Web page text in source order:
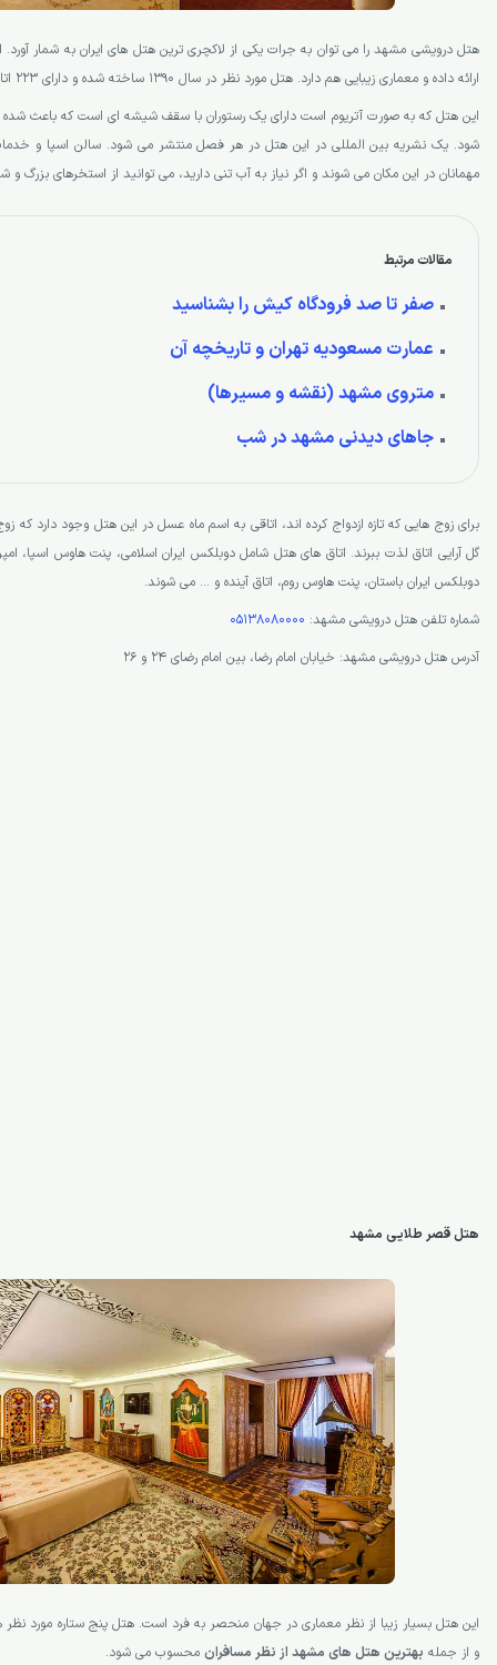
هتل درویشی مشهد را می توان به جرات یکی از لاکچری ترین هتل های ایران به شمار آورد.
ارائه داده و معماری زیبایی هم دارد. هتل مورد نظر در سال 1390 ساخته شده و دارای 223 اتاق در 23 طبقه است.
این هتل که به صورت آتریوم است دارای یک رستوران با سقف شیشه ای است که باعث شده
شود. یک نشریه بین المللی در این هتل در هر فصل منتشر می شود. سالن اسپا و
مهمانان در این مکان می شوند و اگر نیاز به آب تنی دارید، می توانید از استخرهای بزرگ
مقالات مرتبط
صفر تا صد فرودگاه کیش را بشناسید
عمارت مسعودیه تهران و تاریخچه آن
متروی مشهد (نقشه و مسیرها)
جاهای دیدنی مشهد در شب
برای زوج هایی که تازه ازدواج کرده اند، اتاقی به اسم ماه عسل در این هتل وجود دارد که
گل آرایی اتاق لذت ببرند. اتاق های هتل شامل دوبلکس ایران اسلامی، پنت هاوس اسپا،
دوبلکس ایران باستان، پنت هاوس روم، اتاق آینده و … می شوند.
شماره تلفن هتل درویشی مشهد: 05138080000
آدرس هتل درویشی مشهد: خیابان امام رضا، بین امام رضای 24 و 26
هتل قصر طلایی مشهد
این هتل بسیار زیبا از نظر معماری در جهان منحصر به فرد است. هتل پنج ستاره مورد
و از جمله بهترین هتل های مشهد از نظر مسافران محسوب می شود.